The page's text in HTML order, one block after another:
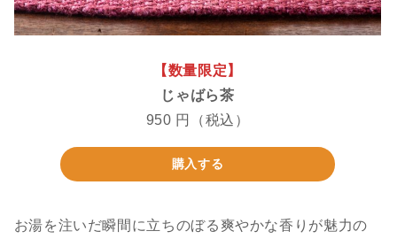
【数量限定】
じゃばら茶
950 円（税込）
購入する
お湯を注いだ瞬間に立ちのぼる爽やかな香りが魅力の